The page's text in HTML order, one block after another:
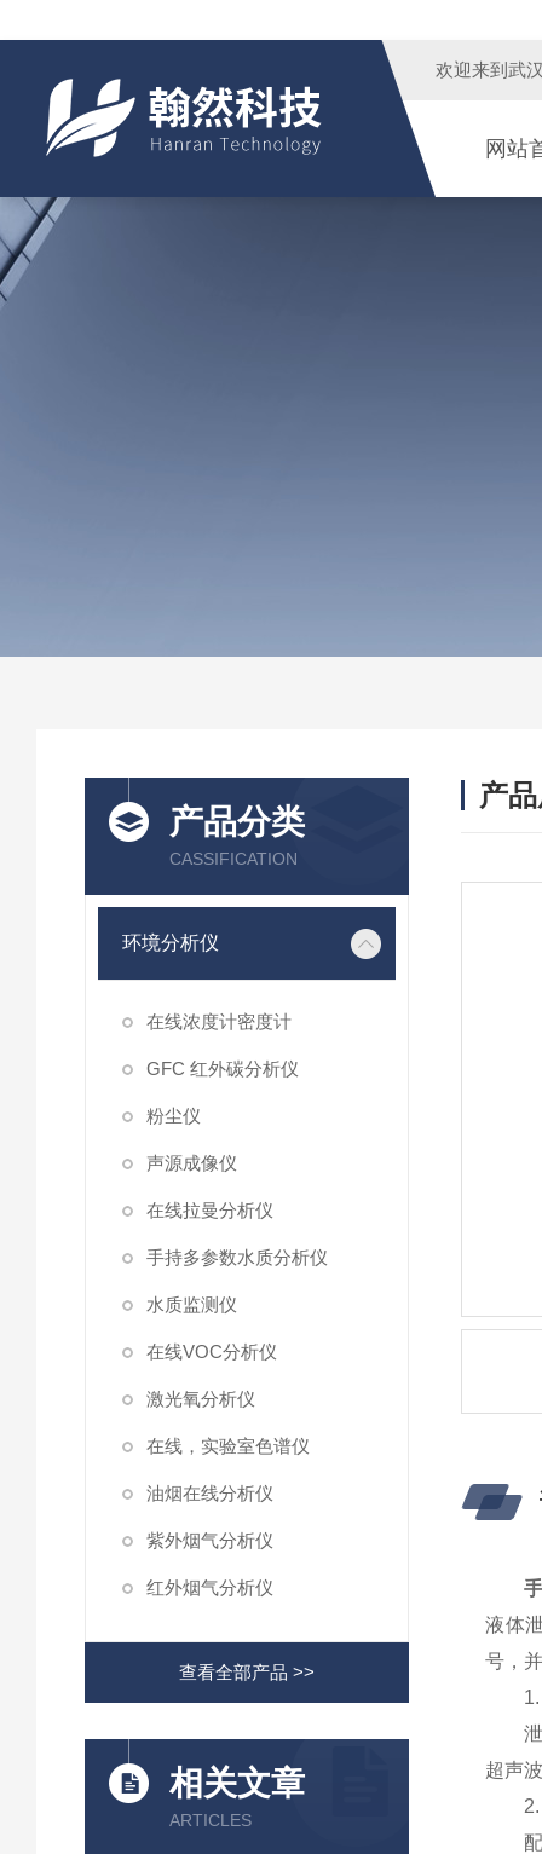
欢迎来到 武
网站
产品分类
CASSIFICATION
环境分析仪
在线浓度计密度计
GFC 红外碳分析仪
粉尘仪
声源成像仪
在线拉曼分析仪
手持多参数水质分析仪
水质监测仪
在线VOC分析仪
激光氧分析仪
在线，实验室色谱仪
油烟在线分析仪
紫外烟气分析仪
红外烟气分析仪
查看全部产品 >>
相关文章
ARTICLES
产
液体
号，
1.
泄漏
超声
2.
配备